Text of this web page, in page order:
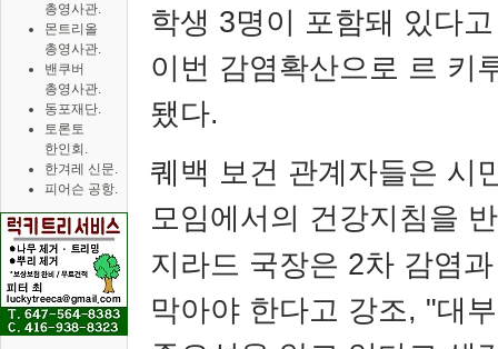
총영사관.
몬트리올
총영사관.
밴쿠버
총영사관.
동포재단.
토론토
한인회.
한겨레 신문.
피어슨 공항.
학생 3명이 포함돼 있다
이번 감염확산으로 르 키
됐다.
퀘백 보건 관계자들은 시
모임에서의 건강지침을
지라드 국장은 2차 감염
막아야 한다고 강조, "대